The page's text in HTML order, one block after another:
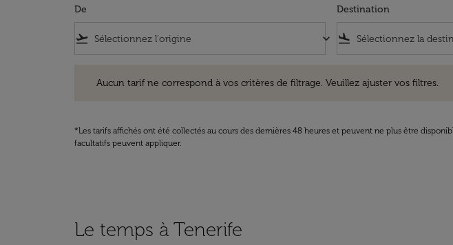
De
flight_takeoff keyboard_arrow_down
Destination
flight_land
Aucun tarif ne correspond à vos critères de filtrage. Veuillez ajuster vos filtres.
*Les tarifs affichés ont été collectés au cours des dernières 48 heures et peuvent ne plus être
facultatifs peuvent appliquer.
Le temps à Tenerife